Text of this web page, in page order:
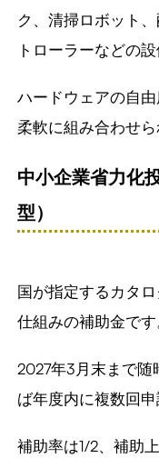
ク、清掃ロボット
トローラーなどの
ハードウェアの自
柔軟に組み合わせ
中小企業省力化
型）
国が指定するカタ
仕組みの補助金です
2027年3月末まで
ば年度内に複数回
補助率は1/2、補助